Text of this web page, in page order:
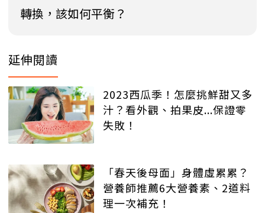
轉換，該如何平衡？
延伸閱讀
2023西瓜季！怎麼挑鮮甜又多
汁？看外觀、拍果皮...保證零
失敗！
「春天後母面」身體虛累累？
營養師推薦6大營養素、2道料
理一次補充！